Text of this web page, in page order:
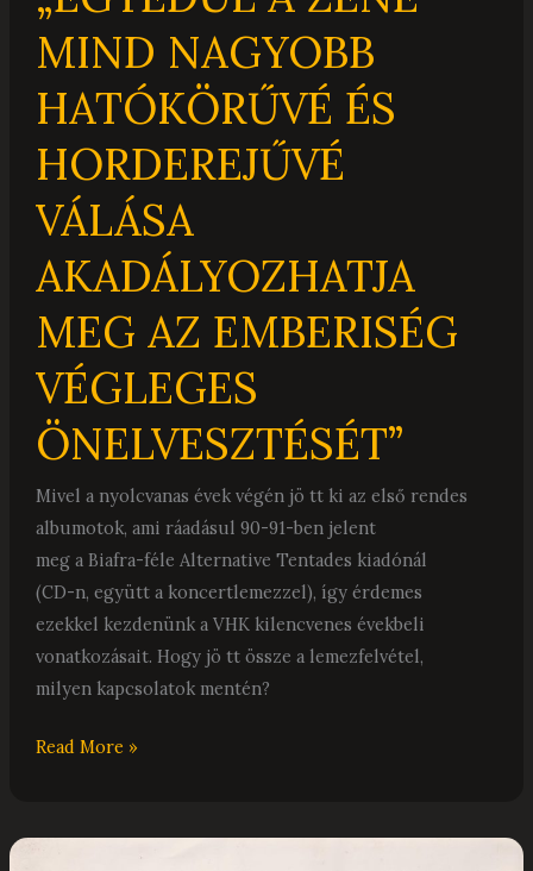
MIND NAGYOBB
HATÓKÖRŰVÉ ÉS
HORDEREJŰVÉ
VÁLÁSA
AKADÁLYOZHATJA
MEG AZ EMBERISÉG
VÉGLEGES
ÖNELVESZTÉSÉT”
Mivel a nyolcvanas évek végén jö tt ki az első rendes
albumotok, ami ráadásul 90-91-ben jelent
meg a Biafra-féle Alternative Tentades kiadónál
(CD-n, együtt a koncertlemezzel), így érdemes
ezekkel kezdenünk a VHK kilencvenes évekbeli
vonatkozásait. Hogy jö tt össze a lemezfelvétel,
milyen kapcsolatok mentén?
AZ
EMBERISÉG
ÖNELVESZTÉSÉT”
Read More »